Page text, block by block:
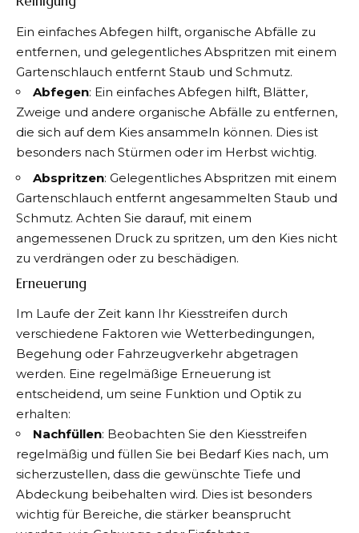
Ein einfaches Abfegen hilft, organische Abfälle zu
entfernen, und gelegentliches Abspritzen mit einem
Gartenschlauch entfernt Staub und Schmutz.
Abfegen: Ein einfaches Abfegen hilft, Blätter,
Zweige und andere organische Abfälle zu entfernen,
die sich auf dem Kies ansammeln können. Dies ist
besonders nach Stürmen oder im Herbst wichtig.
Abspritzen: Gelegentliches Abspritzen mit einem
Gartenschlauch entfernt angesammelten Staub und
Schmutz. Achten Sie darauf, mit einem
angemessenen Druck zu spritzen, um den Kies nicht
zu verdrängen oder zu beschädigen.
Erneuerung
Im Laufe der Zeit kann Ihr Kiesstreifen durch
verschiedene Faktoren wie Wetterbedingungen,
Begehung oder Fahrzeugverkehr abgetragen
werden. Eine regelmäßige Erneuerung ist
entscheidend, um seine Funktion und Optik zu
erhalten:
Nachfüllen: Beobachten Sie den Kiesstreifen
regelmäßig und füllen Sie bei Bedarf Kies nach, um
sicherzustellen, dass die gewünschte Tiefe und
Abdeckung beibehalten wird. Dies ist besonders
wichtig für Bereiche, die stärker beansprucht